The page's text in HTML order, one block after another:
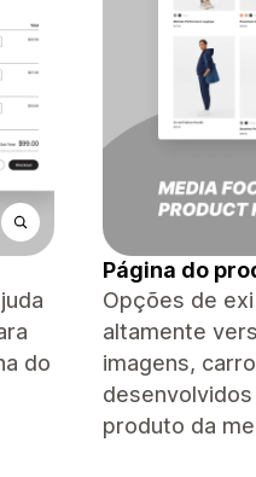
do
Página do
Opções de
altamente
imagens,
produto da